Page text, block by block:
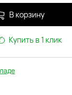
В корзину
Купить в 1 клик